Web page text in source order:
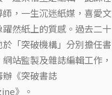
師，一生沉迷紙媒，喜愛文
躍然紙上的質感。過去二十
於「突破機構」分別擔任書
站監製及雜誌編輯工作，
辦《突破書誌
》。